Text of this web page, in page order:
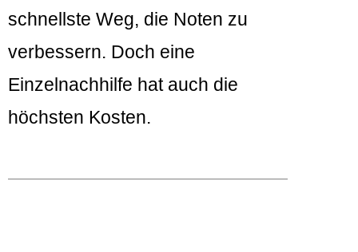
schnellste Weg, die Noten zu
verbessern. Doch eine
Einzelnachhilfe hat auch die
höchsten Kosten.